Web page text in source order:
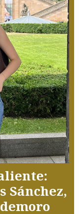
Sánchez,